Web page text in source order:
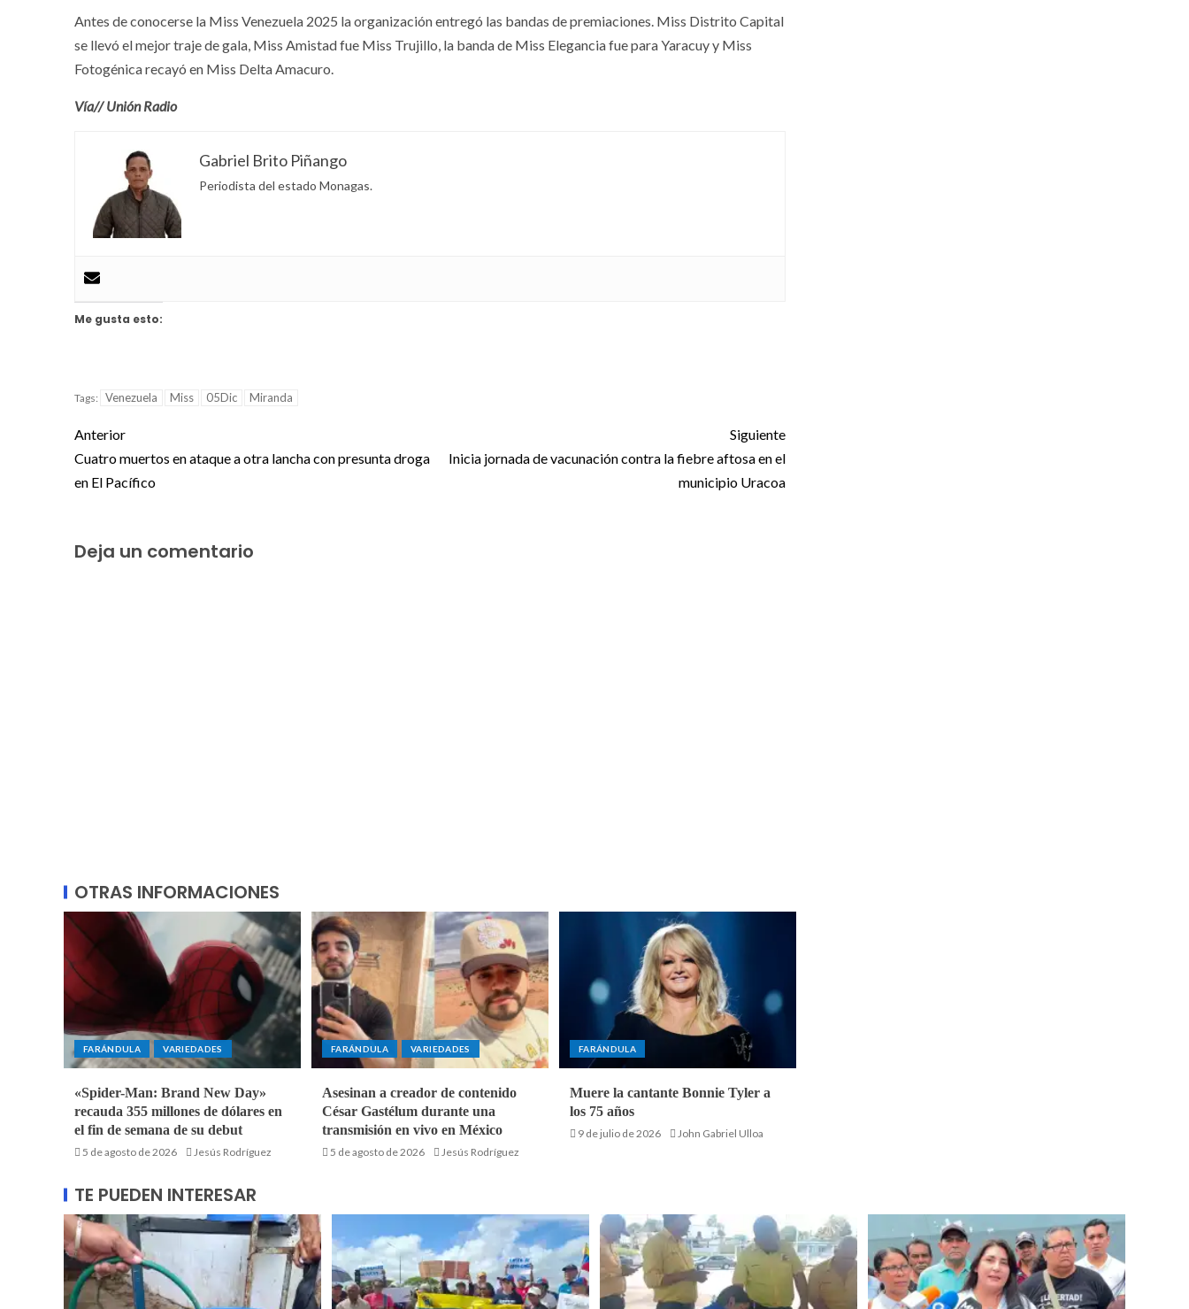
Antes de conocerse la Miss Venezuela 2025 la organización entregó las bandas de premiaciones. Miss Distrito Capital
se llevó el mejor traje de gala, Miss Amistad fue Miss Trujillo, la banda de Miss Elegancia fue para Yaracuy y Miss
Fotogénica recayó en Miss Delta Amacuro.
Vía// Unión Radio
Gabriel Brito Piñango
Periodista del estado Monagas.
Me gusta esto:
Tags: Venezuela Miss 05Dic Miranda
Anterior
Cuatro muertos en ataque a otra lancha con presunta droga
en El Pacífico
Siguiente
Inicia jornada de vacunación contra la fiebre aftosa en el
municipio Uracoa
Deja un comentario
OTRAS INFORMACIONES
FARÁNDULA VARIEDADES
«Spider-Man: Brand New Day»
recauda 355 millones de dólares en
el fin de semana de su debut
5 de agosto de 2026 Jesús Rodríguez
FARÁNDULA VARIEDADES
Asesinan a creador de contenido
César Gastélum durante una
transmisión en vivo en México
5 de agosto de 2026 Jesús Rodríguez
FARÁNDULA
Muere la cantante Bonnie Tyler a
los 75 años
9 de julio de 2026 John Gabriel Ulloa
TE PUEDEN INTERESAR